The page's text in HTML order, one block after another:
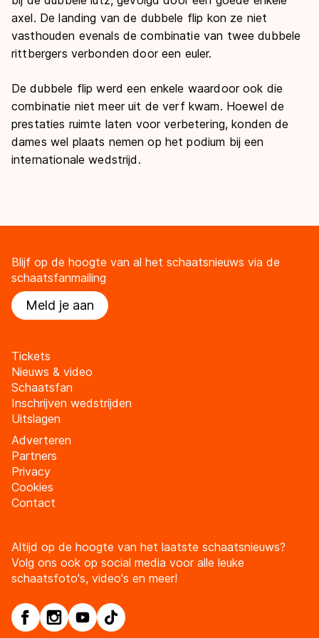
axel. De landing van de dubbele flip kon ze niet
vasthouden evenals de combinatie van twee dubbele
rittbergers verbonden door een euler.
De dubbele flip werd een enkele waardoor ook die
combinatie niet meer uit de verf kwam. Hoewel de
prestaties ruimte laten voor verbetering, konden de
dames wel plaats nemen op het podium bij een
internationale wedstrijd.
Blijf op de hoogte van al het schaatsnieuws via de
schaatsfanmailing
Meld je aan
Tickets
Nieuws & video
Schaatsfan
Inschrijven wedstrijden
Uitslagen
Adverteren
Partners
Privacy
Cookies
Contact
Altijd op de hoogte van het laatste schaatsnieuws?
Volg ons ook op social media voor alle leuke
schaatsfoto's, video's en meer!